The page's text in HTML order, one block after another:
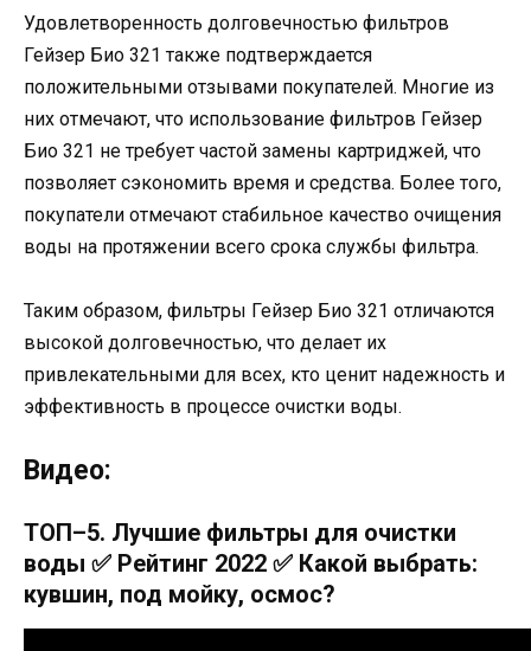
Удовлетворенность долговечностью фильтров
Гейзер Био 321 также подтверждается
положительными отзывами покупателей. Многие из
них отмечают, что использование фильтров Гейзер
Био 321 не требует частой замены картриджей, что
позволяет сэкономить время и средства. Более того,
покупатели отмечают стабильное качество очищения
воды на протяжении всего срока службы фильтра.
Таким образом, фильтры Гейзер Био 321 отличаются
высокой долговечностью, что делает их
привлекательными для всех, кто ценит надежность и
эффективность в процессе очистки воды.
Видео:
ТОП–5. Лучшие фильтры для очистки
воды ✅ Рейтинг 2022 ✅ Какой выбрать:
кувшин, под мойку, осмос?